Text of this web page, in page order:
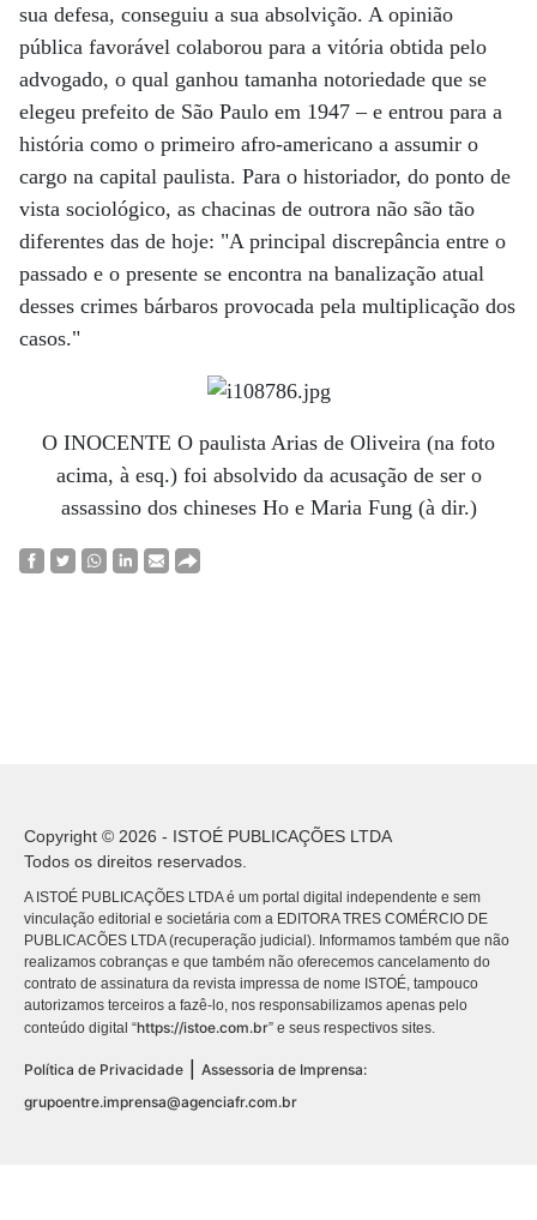
sua defesa, conseguiu a sua absolvição. A opinião
pública favorável colaborou para a vitória obtida pelo
advogado, o qual ganhou tamanha notoriedade que se
elegeu prefeito de São Paulo em 1947 – e entrou para a
história como o primeiro afro-americano a assumir o
cargo na capital paulista. Para o historiador, do ponto de
vista sociológico, as chacinas de outrora não são tão
diferentes das de hoje: "A principal discrepância entre o
passado e o presente se encontra na banalização atual
desses crimes bárbaros provocada pela multiplicação dos
casos."
O INOCENTE O paulista Arias de Oliveira (na foto
acima, à esq.) foi absolvido da acusação de ser o
assassino dos chineses Ho e Maria Fung (à dir.)
Copyright © 2026 - ISTOÉ PUBLICAÇÕES LTDA
Todos os direitos reservados.
A ISTOÉ PUBLICAÇÕES LTDA é um portal digital independente e sem
vinculação editorial e societária com a EDITORA TRES COMÉRCIO DE
PUBLICACÕES LTDA (recuperação judicial). Informamos também que não
realizamos cobranças e que também não oferecemos cancelamento do
contrato de assinatura da revista impressa de nome ISTOÉ, tampouco
autorizamos terceiros a fazê-lo, nos responsabilizamos apenas pelo
conteúdo digital “https://istoe.com.br” e seus respectivos sites.
Política de Privacidade
Assessoria de Imprensa:
grupoentre.imprensa@agenciafr.com.br